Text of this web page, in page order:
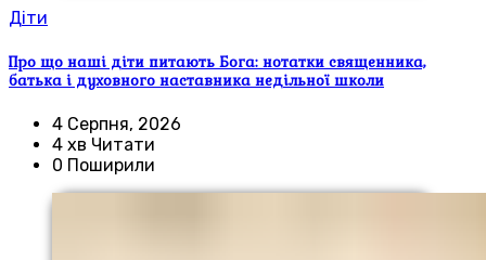
Діти
Про що наші діти питають Бога: нотатки священника,
батька і духовного наставника недільної школи
4 Серпня, 2026
4 хв Читати
0 Поширили